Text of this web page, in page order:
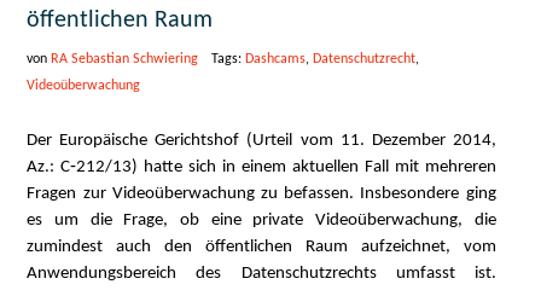
öffentlichen Raum
von RA Sebastian Schwiering Tags: Dashcams, Datenschutzrecht,
Videoüberwachung
Der Europäische Gerichtshof (Urteil vom 11. Dezember 2014,
Az.: C‑212/13) hatte sich in einem aktuellen Fall mit mehreren
Fragen zur Videoüberwachung zu befassen. Insbesondere ging
es um die Frage, ob eine private Videoüberwachung, die
zumindest auch den öffentlichen Raum aufzeichnet, vom
Anwendungsbereich des Datenschutzrechts umfasst ist.